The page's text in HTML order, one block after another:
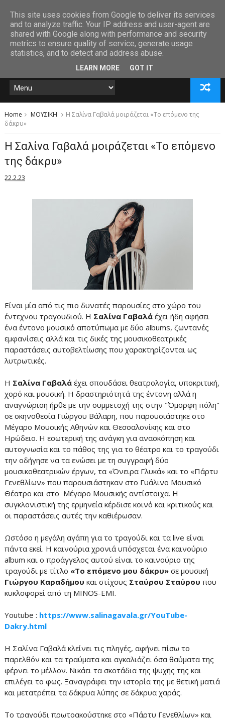
Home ΜΟΥΣΙΚΗ
Η Σαλίνα Γαβαλά μοιράζεται «Το επόμενο της
δάκρυ»
Η Σαλίνα Γαβαλά μοιράζεται «Το επόμενο
της δάκρυ»
22.2.23
Είναι μία από τις πιο δυνατές παρουσίες στο χώρο του
έντεχνου τραγουδιού. Η Σαλίνα Γαβαλά έχει ήδη αφήσει
ένα έντονο μουσικό αποτύπωμα με δύο albums, ζωντανές
εμφανίσεις αλλά και τις δικές της μουσικοθεατρικές
παραστάσεις αυτοβελτίωσης που χαρακτηρίζονται ως
λυτρωτικές.
Η Σαλίνα Γαβαλά έχει σπουδάσει θεατρολογία, υποκριτική,
χορό και μουσική. Η δραστηριότητά της έντονη αλλά η
αναγνώριση ήρθε με την συμμετοχή της στην "Όμορφη πόλη"
σε σκηνοθεσία Γιώργου Βάλαρη, που παρουσιάστηκε στο
Μέγαρο Μουσικής Αθηνών και Θεσσαλονίκης και στο
Ηρώδειο. Η εσωτερική της ανάγκη για ανασκόπηση και
αυτογνωσία και το πάθος της για το θέατρο και το τραγούδι
την οδήγησε να τα ενώσει με τη συγγραφή δύο
μουσικοθεατρικών έργων, τα «Όνειρα Γλυκά» και το «Πάρτυ
Γενεθλίων» που παρουσιάστηκαν στο Γυάλινο Μουσικό
Θέατρο και στο Μέγαρο Μουσικής αντίστοιχα. Η
συγκλονιστική της ερμηνεία κέρδισε κοινό και κριτικούς και
οι παραστάσεις αυτές την καθιέρωσαν.
Ωστόσο η μεγάλη αγάπη για το τραγούδι και τα live είναι
πάντα εκεί. Η καινούρια χρονιά υπόσχεται ένα καινούριο
album και ο προάγγελος αυτού είναι το καινούριο της
τραγούδι με τίτλο «Το επόμενο μου δάκρυ»σε μουσική
Γιώργου Καραδήμου και στίχους Σταύρου Σταύρου που
κυκλοφορεί από τη MINOS-EMI.
Youtube : https://www.salinagavala.gr/YouTube-
Dakry.html
Η Σαλίνα Γαβαλά κλείνει τις πληγές, αφήνει πίσω το
παρελθόν και τα τραύματα και αγκαλιάζει όσα θαύματα της
φέρνει το μέλλον. Νικάει τα σκοτάδια της ψυχής της και
επιλέγει το φως. Ξαναγράφει την ιστορία της με θετική ματιά
και μετατρέπει τα δάκρυα λύπης σε δάκρυα χαράς.
Το τραγούδι πρωτοακούστηκε στο «Πάρτυ Γενεθλίων» και
This site uses cookies from Google to deliver its services
and to analyze traffic. Your IP address and user-agent are
shared with Google along with performance and security
metrics to ensure quality of service, generate usage
statistics, and to detect and address abuse.
LEARN MORE GOT IT